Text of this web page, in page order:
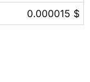
0.000015 $